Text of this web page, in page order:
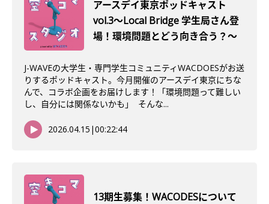
アースデイ東京ポッドキャスト
vol.3〜Local Bridge 学生局さん登
場！環境問題とどう向き合う？〜
J-WAVEの大学生・専門学生コミュニティWACDOESがお送
りするポッドキャスト。今月開催のアースデイ東京にちな
んで、コラボ企画をお届けします！「環境問題って難しい
し、自分には関係ないかも」 そんな...
2026.04.15 |00:22:44
13期生募集！WACODESについて